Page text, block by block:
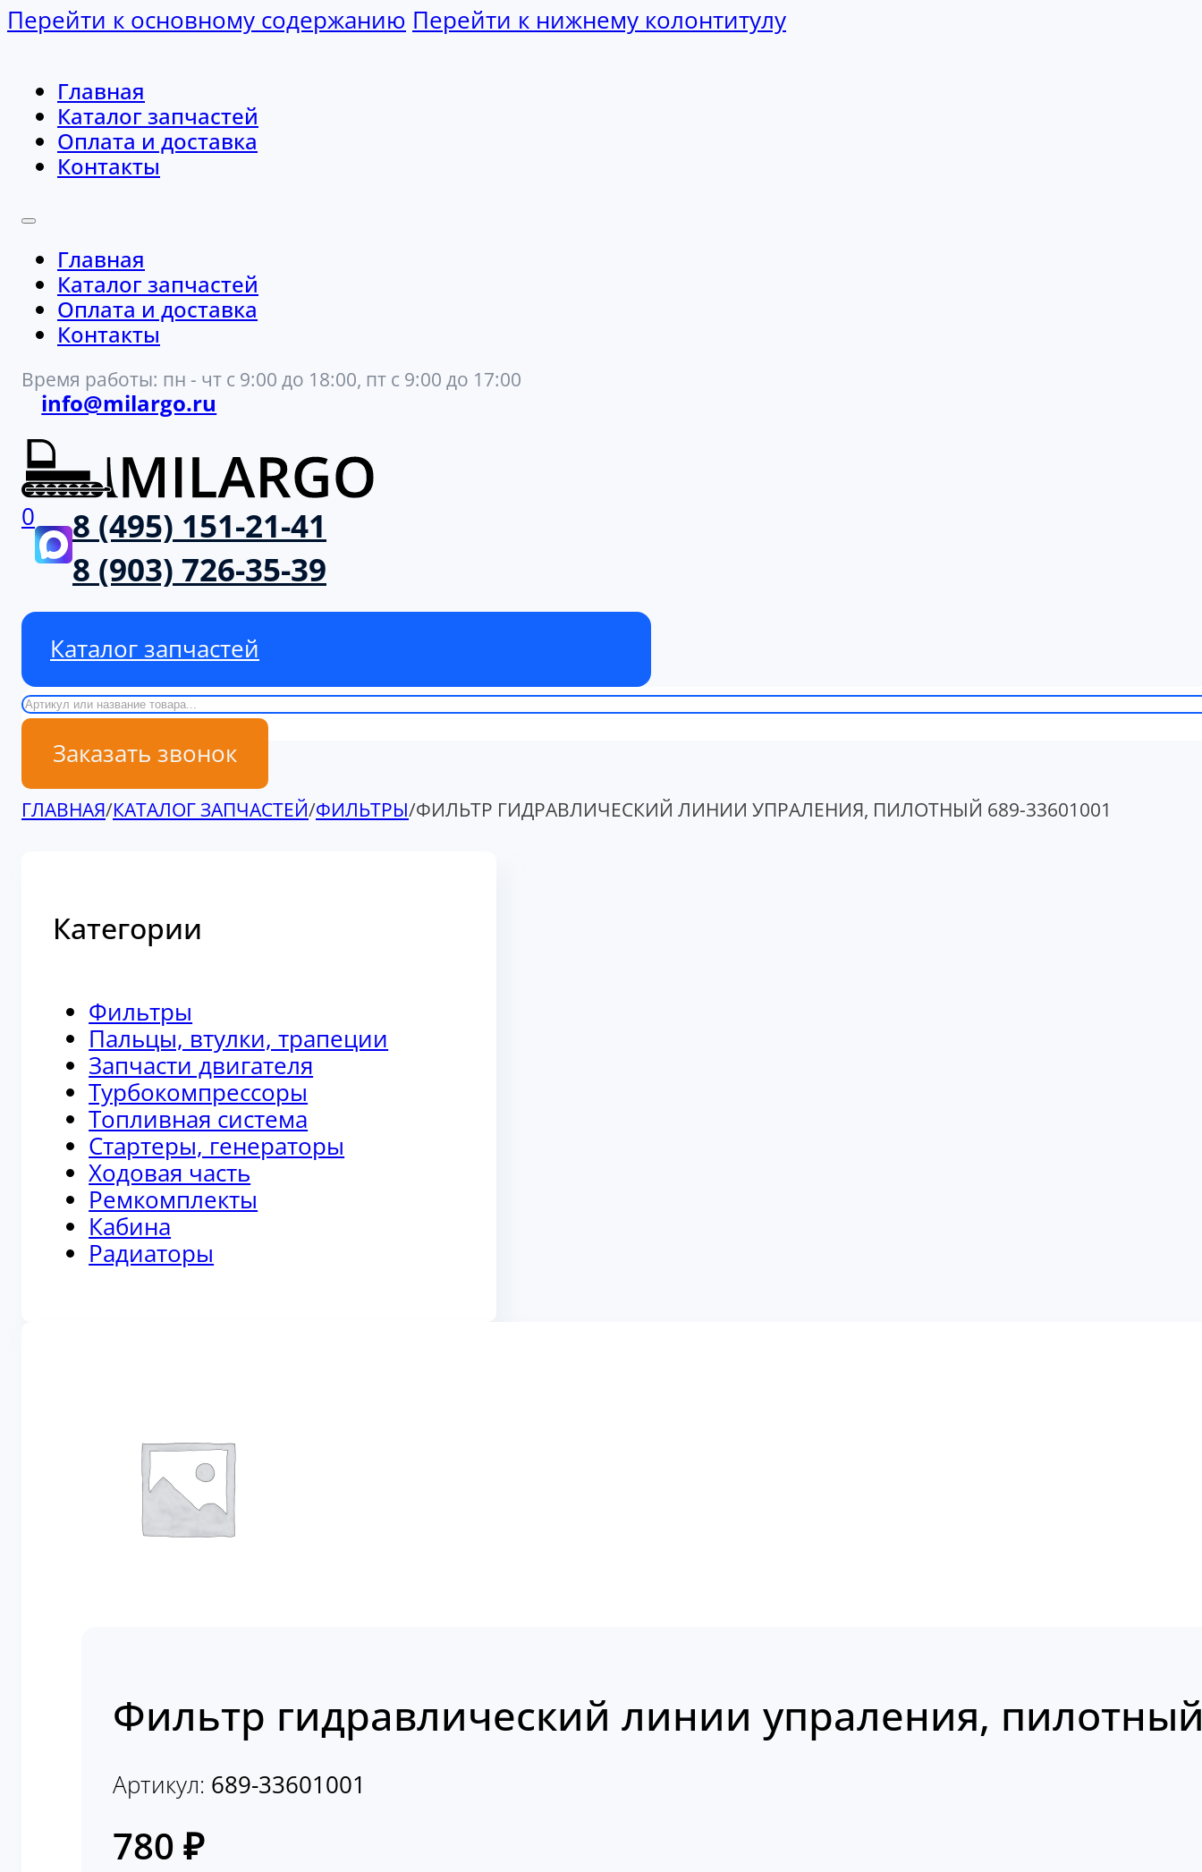
Перейти к основному содержанию Перейти к нижнему колонтитулу
Главная
Каталог запчастей
Оплата и доставка
Контакты
Главная
Каталог запчастей
Оплата и доставка
Контакты
Время работы: пн - чт с 9:00 до 18:00, пт с 9:00 до 17:00
info@milargo.ru
0
8 (495) 151-21-41
8 (903) 726-35-39
Каталог запчастей
Поиск
Заказать звонок
ГЛАВНАЯ/КАТАЛОГ ЗАПЧАСТЕЙ/ФИЛЬТРЫ/ФИЛЬТР ГИДРАВЛИЧЕСКИЙ ЛИНИИ УПРАЛЕНИЯ, ПИЛОТНЫЙ 689-33601001
Категории
Фильтры
Пальцы, втулки, трапеции
Запчасти двигателя
Турбокомпрессоры
Топливная система
Стартеры, генераторы
Ходовая часть
Ремкомплекты
Кабина
Радиаторы
Фильтр гидравлический линии упраления,
Артикул: 689-33601001
780₽